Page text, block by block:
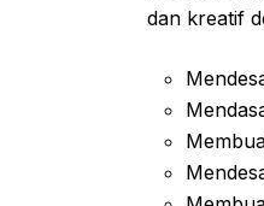
dan kreatif